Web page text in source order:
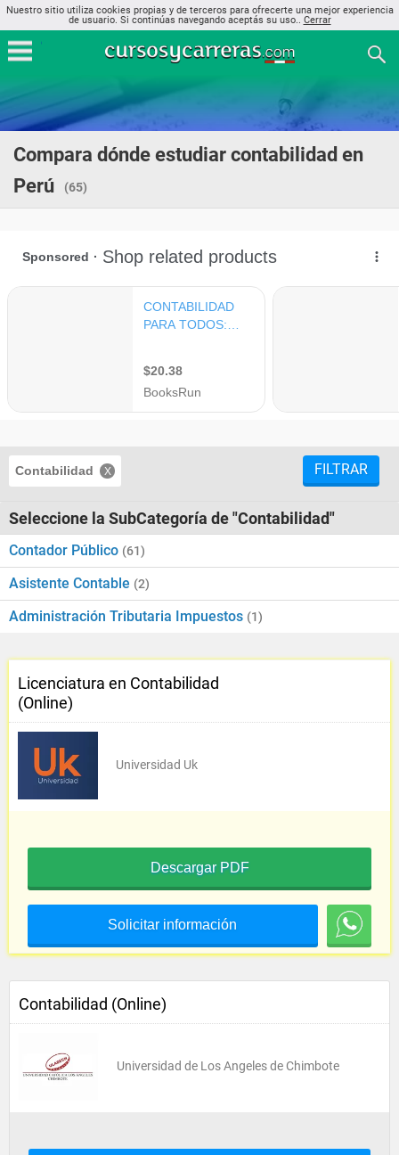
Nuestro sitio utiliza cookies propias y de terceros para ofrecerte una mejor experiencia
de usuario. Si continúas navegando aceptás su uso.. Cerrar
Compara dónde estudiar contabilidad en
Perú
(65)
Contabilidad FILTRAR
Seleccione la SubCategoría de "Contabilidad"
Contador Público (61)
Asistente Contable (2)
Administración Tributaria Impuestos (1)
Licenciatura en Contabilidad
(Online)
Universidad Uk
Descargar PDF
Solicitar información
Contabilidad (Online)
Universidad de Los Angeles de Chimbote